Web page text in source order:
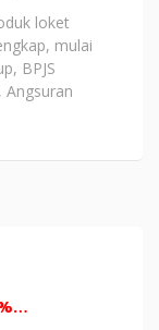
loket
mulai
BPJS
Angsuran